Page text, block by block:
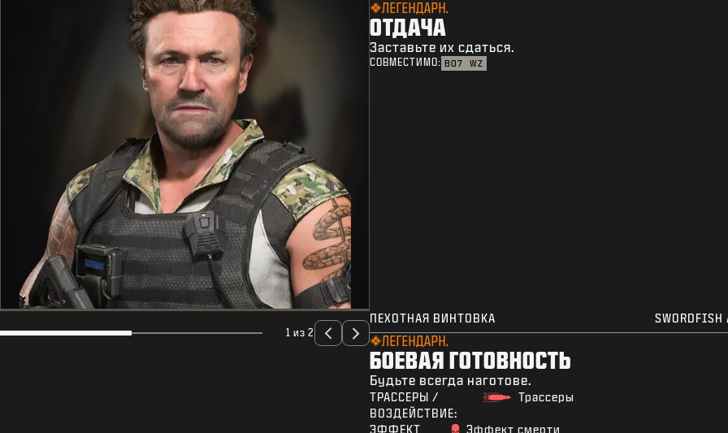
ЛЕГЕНДАРН.
ОТДАЧА
Заставьте их сдаться.
СОВМЕСТИМО: BO7 WZ
1 из 2
ПЕХОТНАЯ ВИНТОВКА SWORDFISH
ЛЕГЕНДАРН.
БОЕВАЯ ГОТОВНОСТЬ
Будьте всегда наготове.
ТРАССЕРЫ /
ВОЗДЕЙСТВИЕ:
Трассеры
ЭФФЕКТ
Эффект смерти